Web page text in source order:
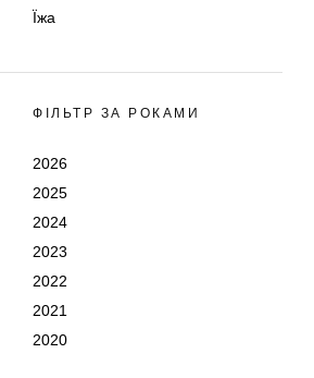
Їжа
ФІЛЬТР ЗА РОКАМИ
2026
2025
2024
2023
2022
2021
2020